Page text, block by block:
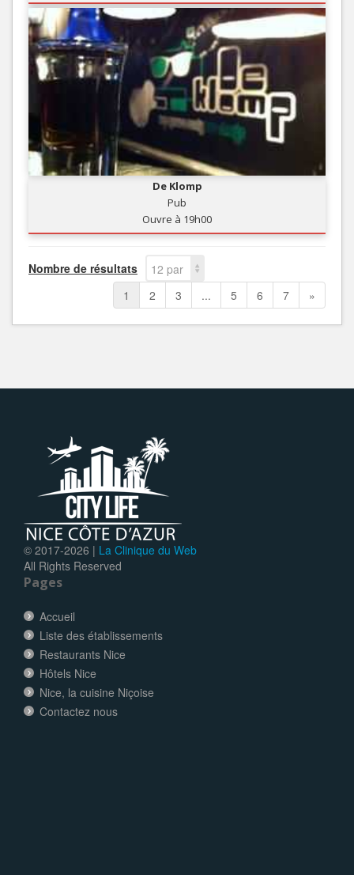
De Klomp
Pub
Ouvre à 19h00
Nombre de résultats
12 par
page
1 2 3 ... 5 6 7 »
© 2017-2026 | La Clinique du Web
All Rights Reserved
Pages
Accueil
Liste des établissements
Restaurants Nice
Hôtels Nice
Nice, la cuisine Niçoise
Contactez nous